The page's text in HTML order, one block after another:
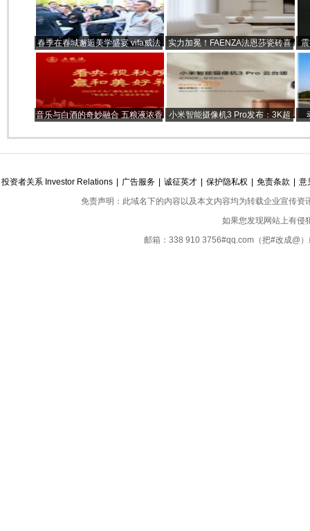
春季在春城邂逅美学盛宴 vifa威法
昆明大商汇旗舰店盛大开业
实力加冕！FAENZA法恩莎瓷砖喜
获“设计师推荐品牌”大奖！
音乐与白酒的奇妙融合 五粮液浓香
小米智能摄像机3 Pro发布：3K超
投资者关系 Investor Relations 广告服务 诚征英才 保护隐私权 免责条款
意
免责声明：此域名下的内容以及本文内容均为转载企业宣传
如果您发现网站上有侵
邮箱：338 910 3756#qq.com（把#改成@